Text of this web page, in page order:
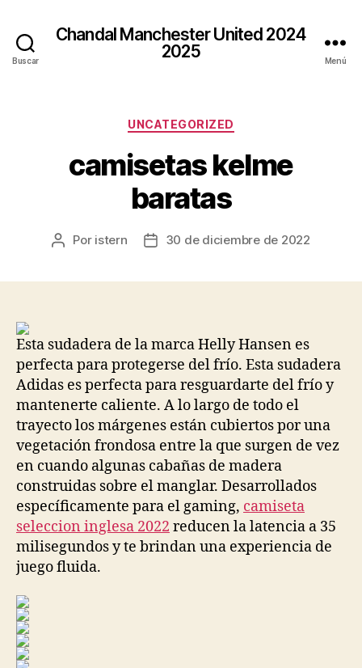
Buscar
Chandal Manchester United 2024
2025
Menú
Categorías
UNCATEGORIZED
camisetas kelme
baratas
Autor
Por istern
Fecha30 de diciembre de 2022
Esta sudadera de la marca Helly Hansen es
perfecta para protegerse del frío. Esta sudadera
Adidas es perfecta para resguardarte del frío y
mantenerte caliente. A lo largo de todo el
trayecto los márgenes están cubiertos por una
vegetación frondosa entre la que surgen de vez
en cuando algunas cabañas de madera
construidas sobre el manglar. Desarrollados
específicamente para el gaming, camiseta
seleccion inglesa 2022 reducen la latencia a 35
milisegundos y te brindan una experiencia de
juego fluida.